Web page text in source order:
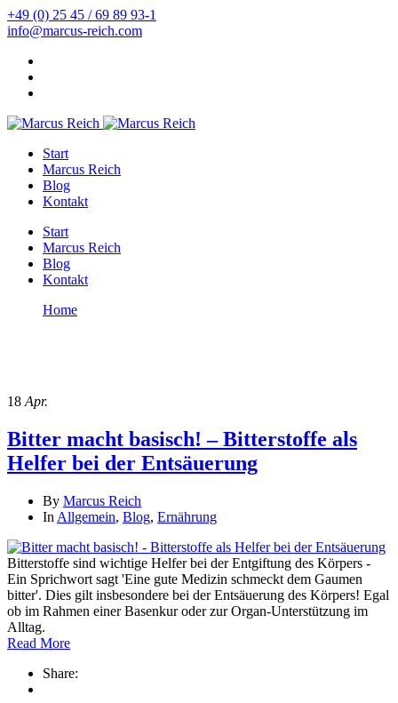
+49 (0) 25 45 / 69 89 93-1
info@marcus-reich.com
Start
Marcus Reich
Blog
Kontakt
Start
Marcus Reich
Blog
Kontakt
Home
18 Apr.
Bitter macht basisch! – Bitterstoffe als
Helfer bei der Entsäuerung
By Marcus Reich
In Allgemein, Blog, Ernährung
Bitterstoffe sind wichtige Helfer bei der Entgiftung des Körpers -
Ein Sprichwort sagt 'Eine gute Medizin schmeckt dem Gaumen
bitter'. Dies gilt insbesondere bei der Entsäuerung des Körpers! Egal
ob im Rahmen einer Basenkur oder zur Organ-Unterstützung im
Alltag.
Read More
Share: